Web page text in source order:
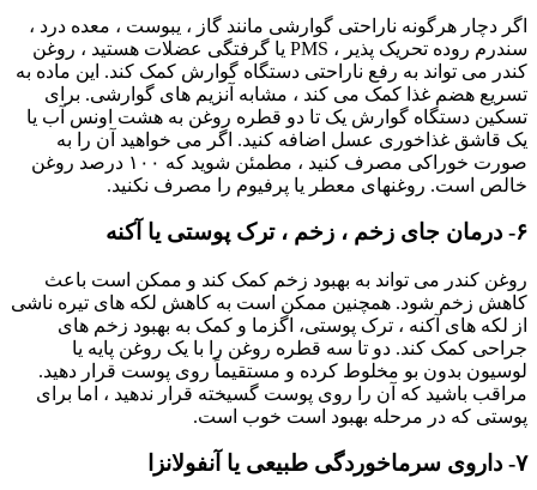
اگر دچار هرگونه ناراحتی گوارشی مانند گاز ، یبوست ، معده درد ،
سندرم روده تحریک پذیر ، PMS یا گرفتگی عضلات هستید ، روغن
کندر می تواند به رفع ناراحتی دستگاه گوارش کمک کند. این ماده به
تسریع هضم غذا کمک می کند ، مشابه آنزیم های گوارشی. برای
تسکین دستگاه گوارش یک تا دو قطره روغن به هشت اونس آب یا
یک قاشق غذاخوری عسل اضافه کنید. اگر می خواهید آن را به
صورت خوراکی مصرف کنید ، مطمئن شوید که ۱۰۰ درصد روغن
خالص است. روغنهای معطر یا پرفیوم را مصرف نکنید.
۶- درمان جای زخم ، زخم ، ترک پوستی یا آکنه
روغن کندر می تواند به بهبود زخم کمک کند و ممکن است باعث
کاهش زخم شود. همچنین ممکن است به کاهش لکه های تیره ناشی
از لکه های آکنه ، ترک پوستی، اگزما و کمک به بهبود زخم های
جراحی کمک کند. دو تا سه قطره روغن را با یک روغن پایه یا
لوسیون بدون بو مخلوط کرده و مستقیماً روی پوست قرار دهید.
مراقب باشید که آن را روی پوست گسیخته قرار ندهید ، اما برای
پوستی که در مرحله بهبود است خوب است.
۷- داروی سرماخوردگی طبیعی یا آنفولانزا